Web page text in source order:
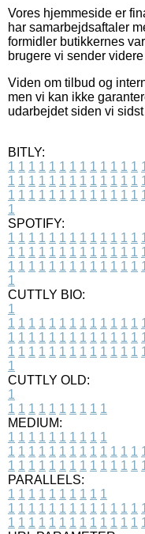
Vores hjemmeside er
har samarbejdsaftaler
formidler butikkernes
brugere vi sender
Viden om tilbud og
men vi kan ikke
udarbejdet siden vi
BITLY:
1 1 1 1 1 1 1 1 1 1 1 1 1
1 1 1 1 1 1 1 1 1 1 1 1 1
1 1 1 1 1 1 1 1 1 1 1 1 1
1
SPOTIFY:
1 1 1 1 1 1 1 1 1 1 1 1 1
1 1 1 1 1 1 1 1 1 1 1 1 1
1 1 1 1 1 1 1 1 1 1 1 1 1
1
CUTTLY BIO:
1
1 1 1 1 1 1 1 1 1 1 1 1 1
1 1 1 1 1 1 1 1 1 1 1 1 1
1 1 1 1 1 1 1 1 1 1 1 1 1
1
CUTTLY OLD:
1
1 1 1 1 1 1 1 1 1 1
MEDIUM:
1 1 1 1 1 1 1 1 1 1
1 1 1 1 1 1 1 1 1 1 1 1 1
1 1 1 1 1 1 1 1 1 1 1 1 1
PARALLELS:
1 1 1 1 1 1 1 1 1 1
1 1 1 1 1 1 1 1 1 1 1 1 1
1 1 1 1 1 1 1 1 1 1 1 1 1